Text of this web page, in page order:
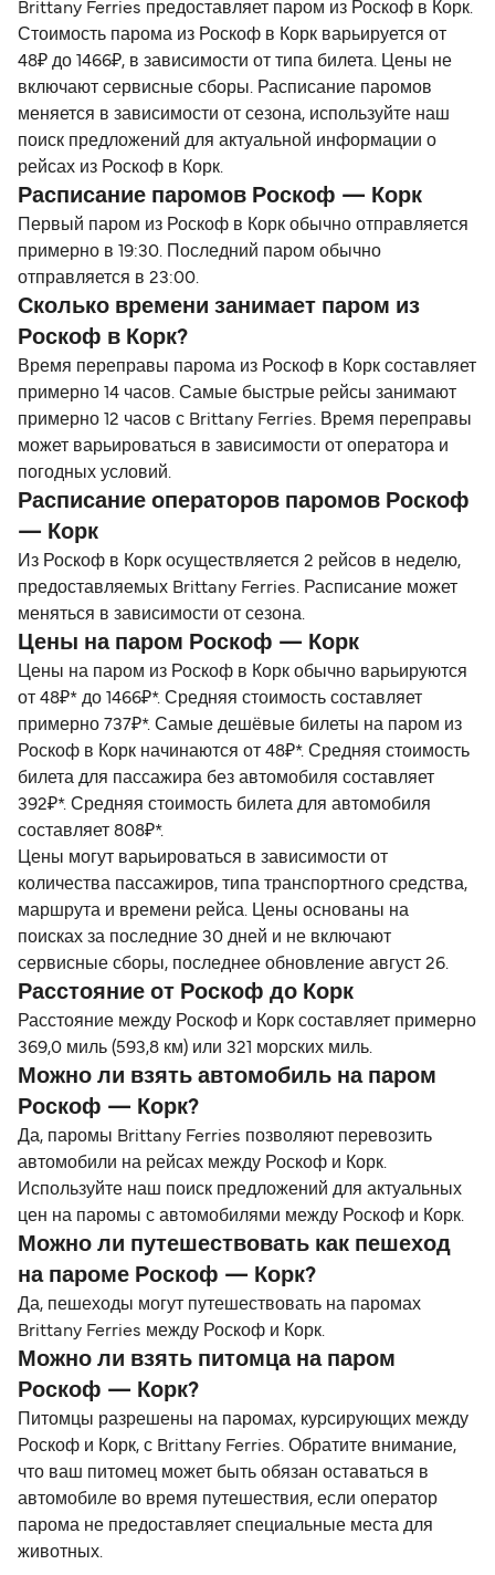
Brittany Ferries предоставляет паром из Роскоф в Корк.
Стоимость парома из Роскоф в Корк варьируется от
48₽ до 1466₽, в зависимости от типа билета. Цены не
включают сервисные сборы. Расписание паромов
меняется в зависимости от сезона, используйте наш
поиск предложений для актуальной информации о
рейсах из Роскоф в Корк.
Расписание паромов Роскоф — Корк
Первый паром из Роскоф в Корк обычно отправляется
примерно в 19:30. Последний паром обычно
отправляется в 23:00.
Сколько времени занимает паром из
Роскоф в Корк?
Время переправы парома из Роскоф в Корк составляет
примерно 14 часов. Самые быстрые рейсы занимают
примерно 12 часов с Brittany Ferries. Время переправы
может варьироваться в зависимости от оператора и
погодных условий.
Расписание операторов паромов Роскоф
— Корк
Из Роскоф в Корк осуществляется 2 рейсов в неделю,
предоставляемых Brittany Ferries. Расписание может
меняться в зависимости от сезона.
Цены на паром Роскоф — Корк
Цены на паром из Роскоф в Корк обычно варьируются
от 48₽* до 1466₽*. Средняя стоимость составляет
примерно 737₽*. Самые дешёвые билеты на паром из
Роскоф в Корк начинаются от 48₽*. Средняя стоимость
билета для пассажира без автомобиля составляет
392₽*. Средняя стоимость билета для автомобиля
составляет 808₽*.
Цены могут варьироваться в зависимости от
количества пассажиров, типа транспортного средства,
маршрута и времени рейса. Цены основаны на
поисках за последние 30 дней и не включают
сервисные сборы, последнее обновление август 26.
Расстояние от Роскоф до Корк
Расстояние между Роскоф и Корк составляет примерно
369,0 миль (593,8 км) или 321 морских миль.
Можно ли взять автомобиль на паром
Роскоф — Корк?
Да, паромы Brittany Ferries позволяют перевозить
автомобили на рейсах между Роскоф и Корк.
Используйте наш поиск предложений для актуальных
цен на паромы с автомобилями между Роскоф и Корк.
Можно ли путешествовать как пешеход
на пароме Роскоф — Корк?
Да, пешеходы могут путешествовать на паромах
Brittany Ferries между Роскоф и Корк.
Можно ли взять питомца на паром
Роскоф — Корк?
Питомцы разрешены на паромах, курсирующих между
Роскоф и Корк, с Brittany Ferries. Обратите внимание,
что ваш питомец может быть обязан оставаться в
автомобиле во время путешествия, если оператор
парома не предоставляет специальные места для
животных.